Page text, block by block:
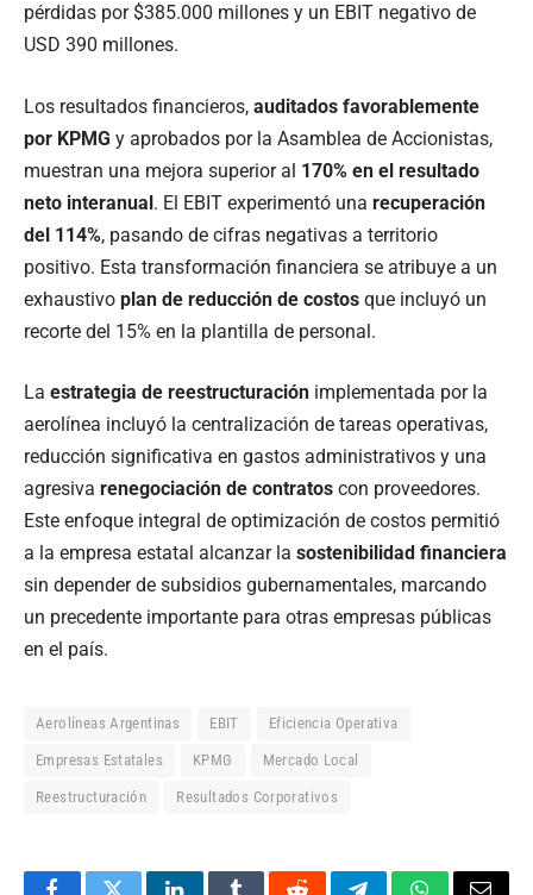
pérdidas por $385.000 millones y un EBIT negativo de
USD 390 millones.
Los resultados financieros, auditados favorablemente
por KPMG y aprobados por la Asamblea de Accionistas,
muestran una mejora superior al 170% en el resultado
neto interanual. El EBIT experimentó una recuperación
del 114%, pasando de cifras negativas a territorio
positivo. Esta transformación financiera se atribuye a un
exhaustivo plan de reducción de costos que incluyó un
recorte del 15% en la plantilla de personal.
La estrategia de reestructuración implementada por la
aerolínea incluyó la centralización de tareas operativas,
reducción significativa en gastos administrativos y una
agresiva renegociación de contratos con proveedores.
Este enfoque integral de optimización de costos permitió
a la empresa estatal alcanzar la sostenibilidad financiera
sin depender de subsidios gubernamentales, marcando
un precedente importante para otras empresas públicas
en el país.
Aerolíneas Argentinas EBIT Eficiencia Operativa
Empresas Estatales KPMG Mercado Local
Reestructuración Resultados Corporativos